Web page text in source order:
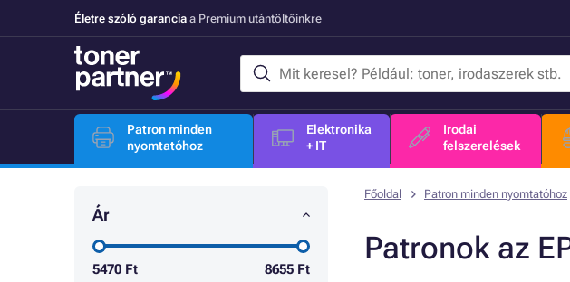
Életre szóló garancia a Premium utántöltőinkre
Patron minden
nyomtatóhoz
Elektronika
+ IT
Irodai
felszerelések
Ár
5470 Ft 8655 Ft
Főoldal Patron minden nyomtatóhoz
Patronok az